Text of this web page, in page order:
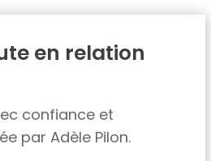
en relation
confiance et
par Adèle Pilon.